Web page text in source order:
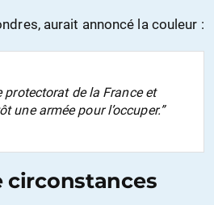
aurait annoncé la couleur :
protectorat de la France et
une armée pour l’occuper.”
circonstances